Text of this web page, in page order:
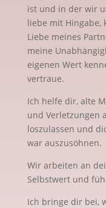
ist und in der wir
liebe mit Hingabe,
Liebe meines
meine
eigenen Wert
vertraue.
Ich helfe dir, alte
und Verletzungen
loszulassen und
war auszusöhnen.
Wir arbeiten an
Selbstwert und
Ich bringe dir bei,